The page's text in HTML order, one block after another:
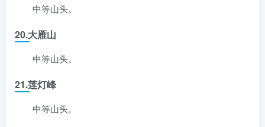
中等山头。
20.大雁山
中等山头。
21.莲灯峰
中等山头。